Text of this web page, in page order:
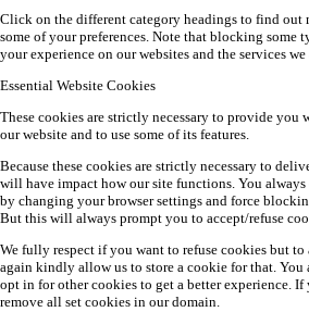
Click on the different category headings to find out
some of your preferences. Note that blocking some
your experience on our websites and the services
Essential Website Cookies
These cookies are strictly necessary to provide you
our website and to use some of its features.
Because these cookies are strictly necessary to
will have impact how our site functions. You
by changing your browser settings and force
But this will always prompt you to accept/refuse
We fully respect if you want to refuse cookies but
again kindly allow us to store a cookie for that. You
opt in for other cookies to get a better experience.
remove all set cookies in our domain.